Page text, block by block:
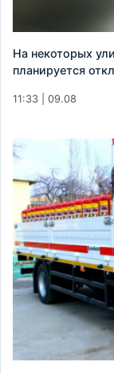
На некоторых
планируется
11:33 | 09.08